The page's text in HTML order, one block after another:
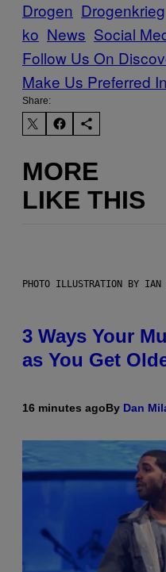
Drogen Drogenkrieg
ko News Social
Follow Us On
Make Us Preferred
Share:
MORE
LIKE THIS
PHOTO ILLUSTRATION BY IAN
3 Ways Your
as You Get
16 minutes agoBy Dan